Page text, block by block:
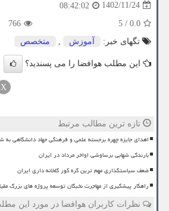
1402/11/24
08:42:02
0.0
/
5
766
تگهای خبر:
آموزش , متخصص
این مطلب هوافضا را می پسندید؟
X
تازه ترین مطالب مرتبط
اهدای جایزه چهره برجسته علمی و فرهنگی جهاد دانشگاهی به
بارندگی شهابی برساوشی اواخر مرداد در ایران
ضعف سیاستگذاری مهم ترین گره کور گلخانه داری ایران
راهکار پیشگیری از مهاجرت نخبگان توسعه پروژه های بزرگ
نظرات کاربران هوافضا در مورد این